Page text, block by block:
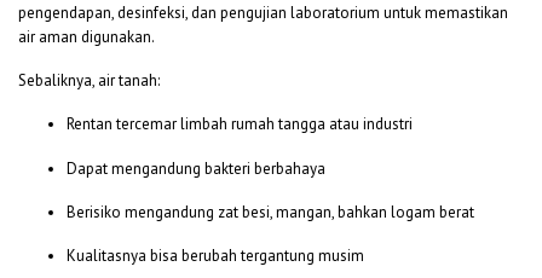
pengendapan, desinfeksi, dan pengujian laboratorium untuk memastikan
air aman digunakan.
Sebaliknya, air tanah:
Rentan tercemar limbah rumah tangga atau industri
Dapat mengandung bakteri berbahaya
Berisiko mengandung zat besi, mangan, bahkan logam berat
Kualitasnya bisa berubah tergantung musim